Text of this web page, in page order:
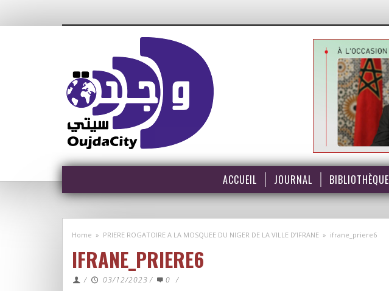
ACCUEIL JOURNAL BIBLIOTHÈQUE
Home » PRIERE ROGATOIRE A LA MOSQUEE DU NIGER DE LA VILLE D’IFRANE » ifrane_priere6
IFRANE_PRIERE6
/ 03/12/2023 / 0 /